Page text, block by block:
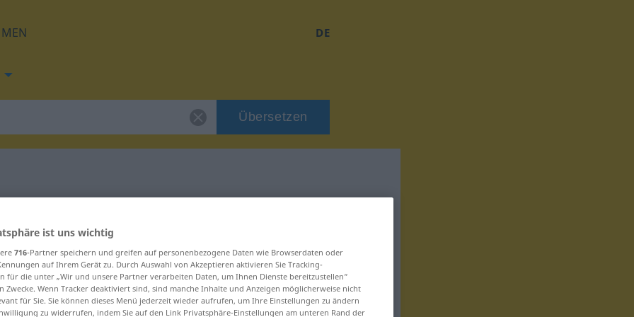
DE
Übersetzen
für "bereiten"
ist uns wichtig
716-Partner speichern und greifen auf personenbezogene Daten wie Browserdaten oder
auf Ihrem Gerät zu. Durch Auswahl von Akzeptieren aktivieren Sie Tracking-
für die unter „Wir und unsere Partner verarbeiten Daten, um Ihnen Dienste bereitzustellen“
Zwecke. Wenn Tracker deaktiviert sind, sind manche Inhalte und Anzeigen möglicherweise nicht
für Sie. Sie können dieses Menü jederzeit wieder aufrufen, um Ihre Einstellungen zu ändern
zu widerrufen, indem Sie auf den Link Privatsphäre-Einstellungen am unteren Rand der